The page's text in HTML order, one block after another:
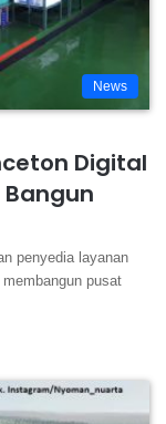
News
Digital
Bangun
penyedia layanan
pusat